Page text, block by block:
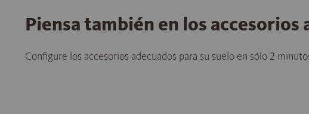
Piensa también en los accesorios
Configure los accesorios adecuados para su suelo en sólo 2